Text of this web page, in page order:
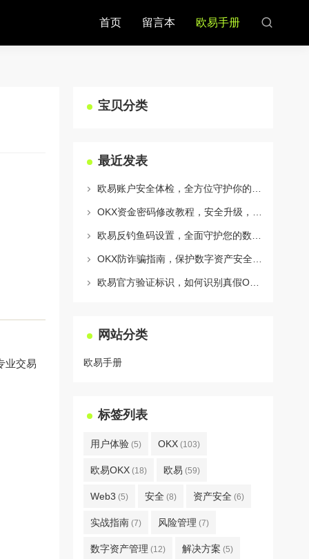
首页 留言本 欧易手册
业交易
宝贝分类
最近发表
网站分类
欧易手册
标签列表
用户体验 (5) OKX (103)
欧易OKX (18) 欧易 (59)
Web3 (5) 安全 (8) 资产安全 (6)
实战指南 (7) 风险管理 (7)
数字资产管理 (12) 解决方案 (5)